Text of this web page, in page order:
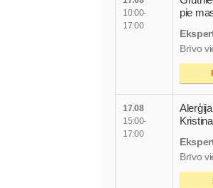
10:00-
17:00
pie
Brīvo
17.08
15:00-
17:00
Brīvo